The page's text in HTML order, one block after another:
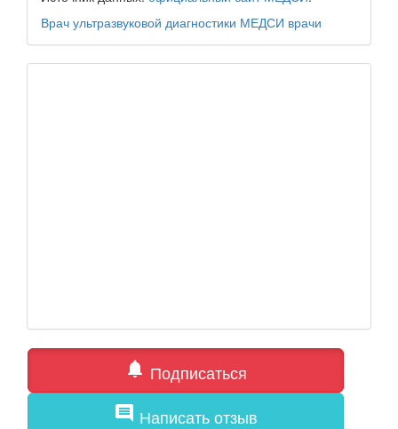
Врач ультразвуковой диагностики МЕДСИ врачи
notifications Подписаться
comment Написать отзыв